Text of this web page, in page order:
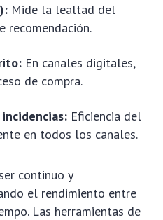
Mide la lealtad del
recomendación.
En canales digitales,
de compra.
Eficiencia del
en todos los canales.
continuo y
el rendimiento entre
Las herramientas de